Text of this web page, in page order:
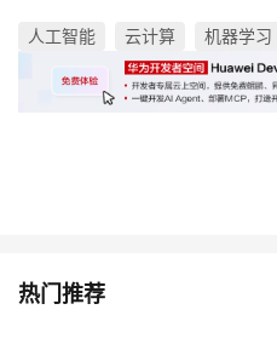
人工智能 云计算 机器学习
热门推荐